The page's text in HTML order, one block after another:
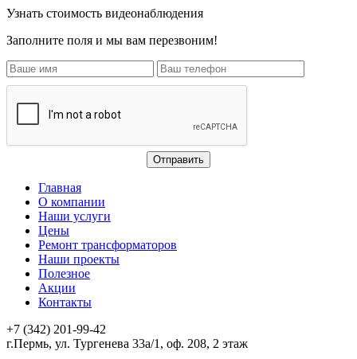
Узнать стоимость видеонаблюдения
Заполните поля и мы вам перезвоним!
Главная
О компании
Наши услуги
Цены
Ремонт трансформаторов
Наши проекты
Полезное
Акции
Контакты
+7 (342) 201-99-42
г.Пермь, ул. Тургенева 33а/1, оф. 208, 2 этаж